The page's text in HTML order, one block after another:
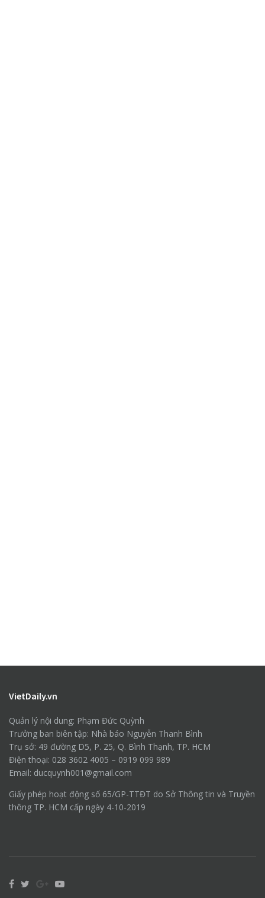
VietDaily.vn
Quản lý nội dung: Phạm Đức Quỳnh
Trưởng ban biên tập: Nhà báo Nguyễn Thanh Bình
Trụ sở: 49 đường D5, P. 25, Q. Bình Thạnh, TP. HCM
Điện thoại: 028 3602 4005 – 0919 099 989
Email: ducquynh001@gmail.com
Giấy phép hoạt động số 65/GP-TTĐT do Sở Thông tin và Truyền
thông TP. HCM cấp ngày 4-10-2019